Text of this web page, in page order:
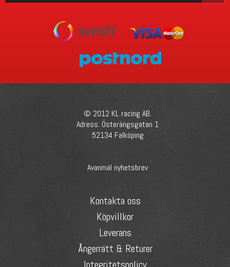
© 2012 KL racing AB.
Adress: Österängsgatan 1
52134 Falköping
Avanmäl nyhetsbrev
Kontakta oss
Köpvillkor
Leverans
Ångerrätt & Returer
Integritetspolicy